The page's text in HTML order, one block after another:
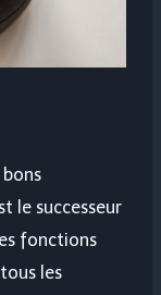
le successeur
fonctions
les